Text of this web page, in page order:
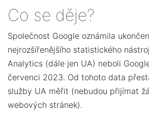
Co se děje?
Společnost Google oznámila
nejrozšířenějšího statistického
Analytics (dále jen UA) neboli
červenci 2023. Od tohoto data
služby UA měřit (nebudou přijímat
webových stránek).